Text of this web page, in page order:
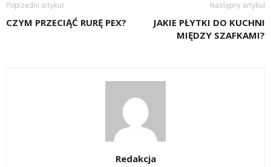
Poprzedni artykuł
CZYM PRZECIĄĆ RURĘ PEX?
Następny artykuł
JAKIE PŁYTKI DO KUCHNI
MIĘDZY SZAFKAMI?
Redakcja